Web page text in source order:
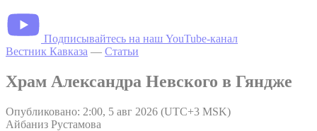
Подписывайтесь на наш YouTube-канал
Вестник Кавказа — Статьи
Храм Александра Невского в Гяндже
Опубликовано: 2:00, 5 авг 2026 (UTC+3 MSK)
Айбаниз Рустамова